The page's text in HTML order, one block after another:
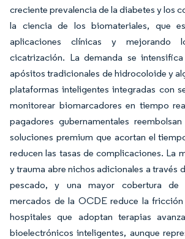
creciente prevalencia de la diabetes y los
la ciencia de los biomateriales, que
aplicaciones clínicas y mejorando
cicatrización. La demanda se
apósitos tradicionales de hidrocoloide y
plataformas inteligentes integradas con
monitorear biomarcadores en tiempo
pagadores gubernamentales
soluciones premium que acortan el
reducen las tasas de complicaciones. La
y trauma abre nichos adicionales a través
pescado, y una mayor cobertura de
mercados de la OCDE reduce la
hospitales que adoptan terapias
bioelectrónicos inteligentes, aunque